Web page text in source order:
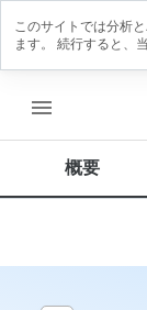
menu
概要
ューを残
この
イト
から
このサイトでは分析
ます。 続行すると、